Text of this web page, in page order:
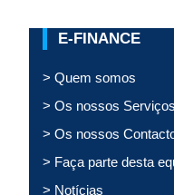
E-FINANCE
> Quem somos
> Os nossos Serviços
> Os nossos
> Faça parte desta
> Notícias